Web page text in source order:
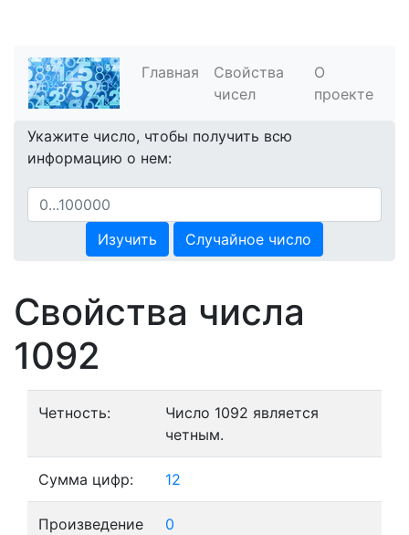
Главная
Свойства
чисел
О
проекте
Укажите число, чтобы получить всю
информацию о нем:
Изучить Случайное число
Свойства числа
1092
Четность:
Число 1092 является
четным.
Сумма цифр: 12
Произведение
0